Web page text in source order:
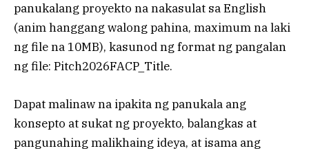
panukalang proyekto na nakasulat sa English
(anim hanggang walong pahina, maximum na laki
ng file na 10MB), kasunod ng format ng pangalan
ng file: Pitch2026FACP_Title.
Dapat malinaw na ipakita ng panukala ang
konsepto at sukat ng proyekto, balangkas at
pangunahing malikhaing ideya, at isama ang